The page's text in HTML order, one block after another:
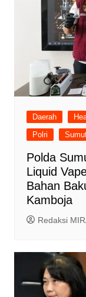
Daerah
Polri
Polda
Liquid
Bahan
Kamboja
Redaksi